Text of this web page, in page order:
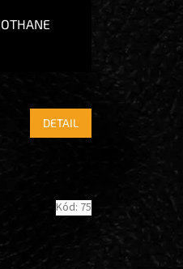
DETAIL
Kód: 75